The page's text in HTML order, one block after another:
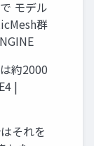
モデル
群
約2000
|
それを